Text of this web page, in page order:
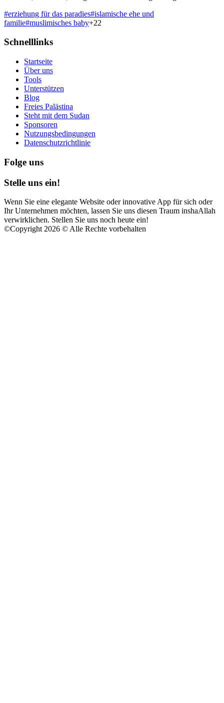
#erziehung für das paradies#islamische ehe und
familie#muslimisches baby+22
Schnelllinks
Startseite
Über uns
Tools
Unterstützen
Blog
Freies Palästina
Steht mit dem Sudan
Sponsoren
Nutzungsbedingungen
Datenschutzrichtlinie
Folge uns
Stelle uns ein!
Wenn Sie eine elegante Website oder innovative App für sich oder
Ihr Unternehmen möchten, lassen Sie uns diesen Traum inshaAllah
verwirklichen. Stellen Sie uns noch heute ein!
©Copyright 2026 © Alle Rechte vorbehalten